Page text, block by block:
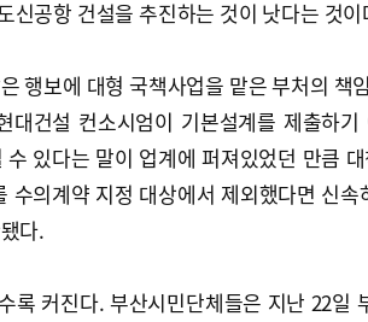
신공항 건설을 추진하는 것이 낫다는 것이
행보에 대형 국책사업을 맡은 부처의 책
대건설 컨소시엄이 기본설계를 제출하
있다는 말이 업계에 퍼져있었던 만큼
수의계약 지정 대상에서 제외했다면 신속
다.
록 커진다. 부산시민단체들은 지난 22일